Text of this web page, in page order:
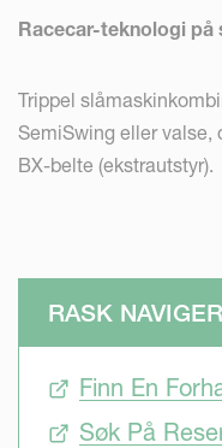
Racecar-teknologi
Trippel
SemiSwing eller valse,
BX-belte (ekstrautstyr).
RASK
Finn En
Søk På